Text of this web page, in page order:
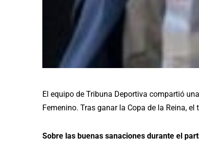
El equipo de Tribuna Deportiva compartió
Femenino. Tras ganar la Copa de la Reina,
Sobre las buenas sanaciones durante el